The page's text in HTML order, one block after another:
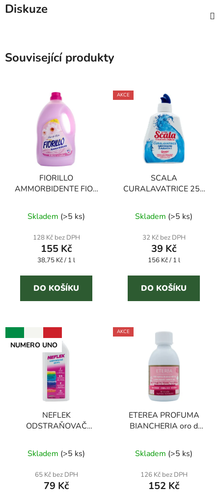
Diskuze
Související produkty
FIORILLO
AMMORBIDENTE FIOR
hodnocení
produktu
je
3,6
z
5
hvězdiček.
Skladem (>5 ks)
128 Kč bez DPH
155 Kč
Měrná
38,75 Kč / 1 l
DO KOŠÍKU
AKCE
SCALA
CURALAVATRICE 250
Skladem (>5 ks)
32 Kč bez DPH
39 Kč
Měrná
156 Kč / 1 l
DO KOŠÍKU
NUMERO UNO
NEFLEK
ODSTRAŇOVAČ
enzymatický
odstraňovač skvrn
hodnocení
produktu
je
Skladem (>5 ks)
65 Kč bez DPH
79 Kč
AKCE
ETEREA PROFUMA
BIANCHERIA oro d
na prádlo
hodnocení
produktu
je
Skladem (>5 ks)
126 Kč bez DPH
152 Kč